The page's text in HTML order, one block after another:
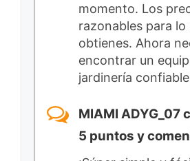
momento. Los
razonables para lo
obtienes. Ahora
encontrar un
jardinería
MIAMI ADYG_07
5 puntos y